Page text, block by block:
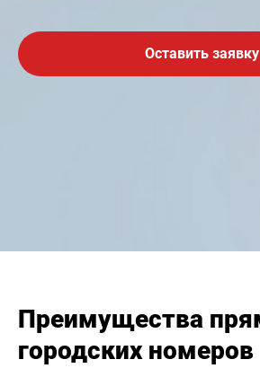
Оставить заявку
Преимущества
городских номеров